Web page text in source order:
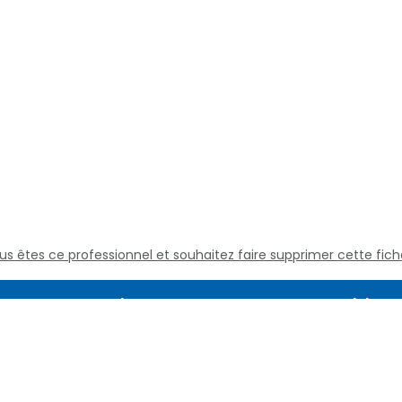
êtes ce professionnel et souhaitez faire supprimer cette
Assistance Juridique